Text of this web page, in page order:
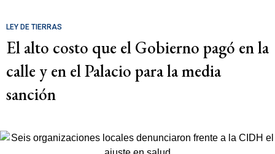
LEY DE TIERRAS
El alto costo que el Gobierno pagó en la
calle y en el Palacio para la media
sanción